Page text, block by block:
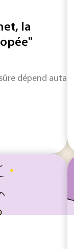
la
sûre dépend